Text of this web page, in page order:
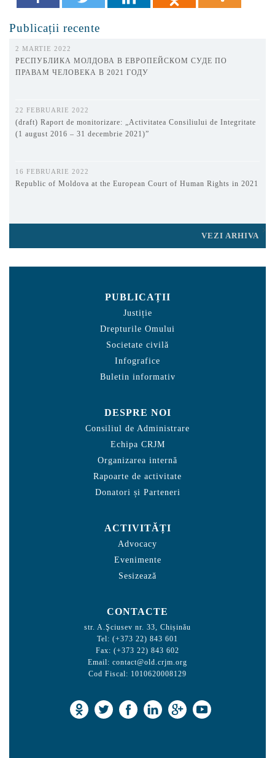
Publicații recente
2 MARTIE 2022
РЕСПУБЛИКА МОЛДОВА В ЕВРОПЕЙСКОМ СУДЕ ПО
ПРАВАМ ЧЕЛОВЕКА В 2021 ГОДУ
22 FEBRUARIE 2022
(draft) Raport de monitorizare: „Activitatea Consiliului de Integritate
(1 august 2016 – 31 decembrie 2021)”
16 FEBRUARIE 2022
Republic of Moldova at the European Court of Human Rights in 2021
VEZI ARHIVA
PUBLICAȚII
Justiție
Drepturile Omului
Societate civilă
Infografice
Buletin informativ
DESPRE NOI
Consiliul de Administrare
Echipa CRJM
Organizarea internă
Rapoarte de activitate
Donatori și Parteneri
ACTIVITĂȚI
Advocacy
Evenimente
Sesizează
CONTACTE
str. A.Şciusev nr. 33, Chișinău
Tel: (+373 22) 843 601
Fax: (+373 22) 843 602
Email: contact@old.crjm.org
Cod Fiscal: 1010620008129